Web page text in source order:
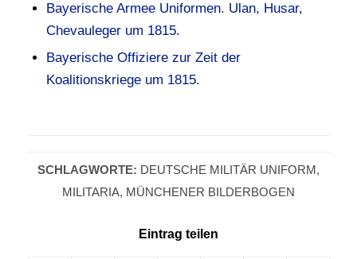
Bayerische Armee Uniformen. Ulan, Husar,
Chevauleger um 1815.
Bayerische Offiziere zur Zeit der
Koalitionskriege um 1815.
SCHLAGWORTE: DEUTSCHE MILITÄR UNIFORM,
MILITARIA, MÜNCHENER BILDERBOGEN
Eintrag teilen